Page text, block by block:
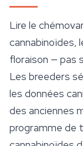
Lire le
cannabinoïdes,
floraison — pas
Les breeders
les données
des anciennes
programme de